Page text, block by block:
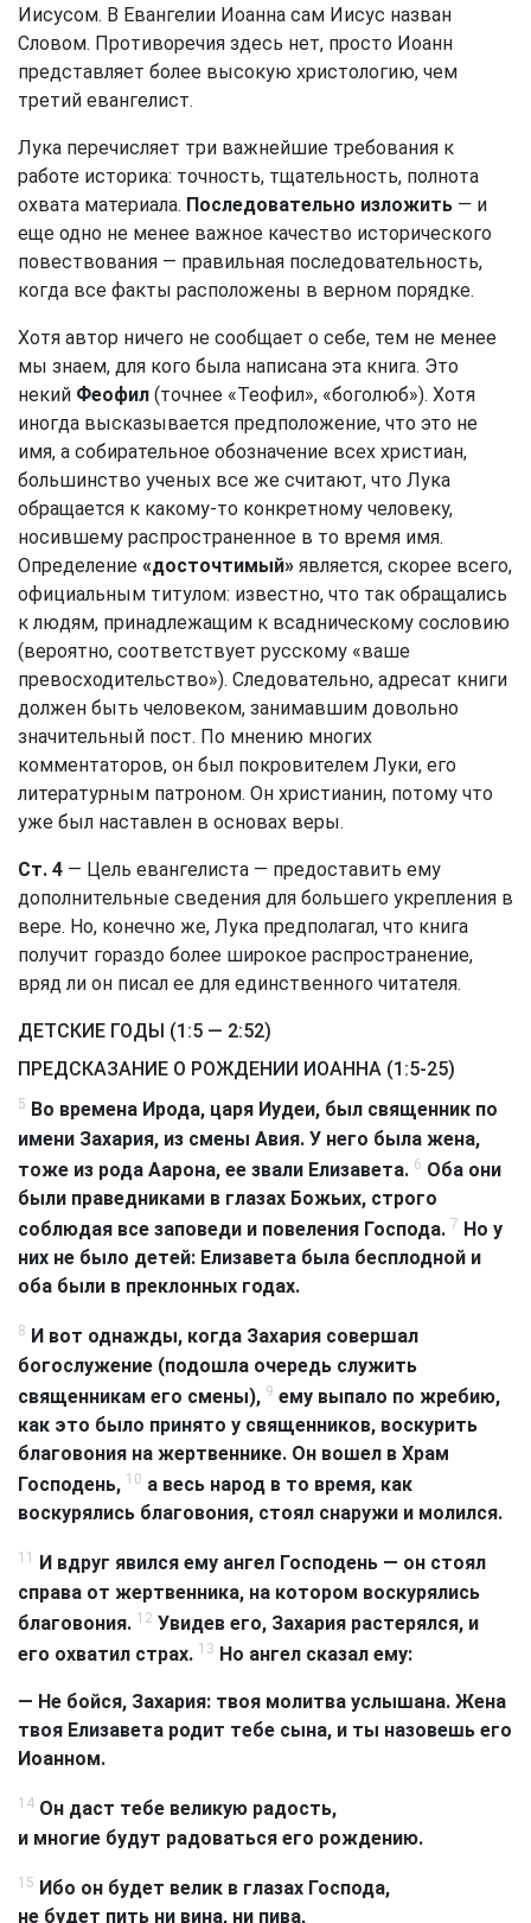
Иисусом. В Евангелии Иоанна сам Иисус назван
Словом. Противоречия здесь нет, просто Иоанн
представляет более высокую христологию, чем
третий евангелист.
Лука перечисляет три важнейшие требования к
работе историка: точность, тщательность, полнота
охвата материала. Последовательно изложить — и
еще одно не менее важное качество исторического
повествования — правильная последовательность,
когда все факты расположены в верном порядке.
Хотя автор ничего не сообщает о себе, тем не менее
мы знаем, для кого была написана эта книга. Это
некий Феофил (точнее «Теофил», «боголюб»). Хотя
иногда высказывается предположение, что это не
имя, а собирательное обозначение всех христиан,
большинство ученых все же считают, что Лука
обращается к какому-то конкретному человеку,
носившему распространенное в то время имя.
Определение «досточтимый» является, скорее всего,
официальным титулом: известно, что так обращались
к людям, принадлежащим к всадническому сословию
(вероятно, соответствует русскому «ваше
превосходительство»). Следовательно, адресат книги
должен быть человеком, занимавшим довольно
значительный пост. По мнению многих
комментаторов, он был покровителем Луки, его
литературным патроном. Он христианин, потому что
уже был наставлен в основах веры.
Ст. 4 — Цель евангелиста — предоставить ему
дополнительные сведения для большего укрепления в
вере. Но, конечно же, Лука предполагал, что книга
получит гораздо более широкое распространение,
вряд ли он писал ее для единственного читателя.
ДЕТСКИЕ ГОДЫ (1:5 — 2:52)
ПРЕДСКАЗАНИЕ О РОЖДЕНИИ ИОАННА (1:5-25)
5 Во времена Ирода, царя Иудеи, был священник по
имени Захария, из смены Авия. У него была жена,
тоже из рода Аарона, ее звали Елизавета. 6 Оба они
были праведниками в глазах Божьих, строго
соблюдая все заповеди и повеления Господа. 7 Но у
них не было детей: Елизавета была бесплодной и
оба были в преклонных годах.
8 И вот однажды, когда Захария совершал
богослужение (подошла очередь служить
священникам его смены), 9 ему выпало по жребию,
как это было принято у священников, воскурить
благовония на жертвеннике. Он вошел в Храм
Господень, 10 а весь народ в то время, как
воскурялись благовония, стоял снаружи и молился.
11
И вдруг явился ему ангел Господень — он стоял
справа от жертвенника, на котором воскурялись
благовония. 12 Увидев его, Захария растерялся, и
его охватил страх. 13 Но ангел сказал ему:
— Не бойся, Захария: твоя молитва услышана. Жена
твоя Елизавета родит тебе сына, и ты назовешь его
Иоанном.
14 Он даст тебе великую радость,
и многие будут радоваться его рождению.
15 Ибо он будет велик в глазах Господа,
не будет пить ни вина, ни пива,